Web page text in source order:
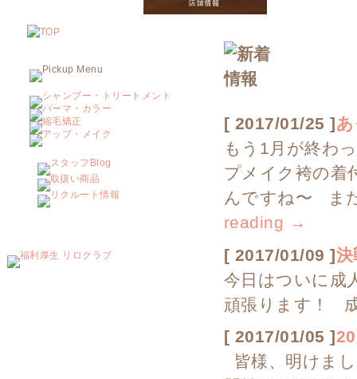
[ 2017/01/25 ]
もう1月が終わ
プメイク袴の着
んですね〜 ま
reading →
[ 2017/01/09 ]決
今日はついに成
頑張ります！
[ 2017/01/05 ]
皆様、明けま